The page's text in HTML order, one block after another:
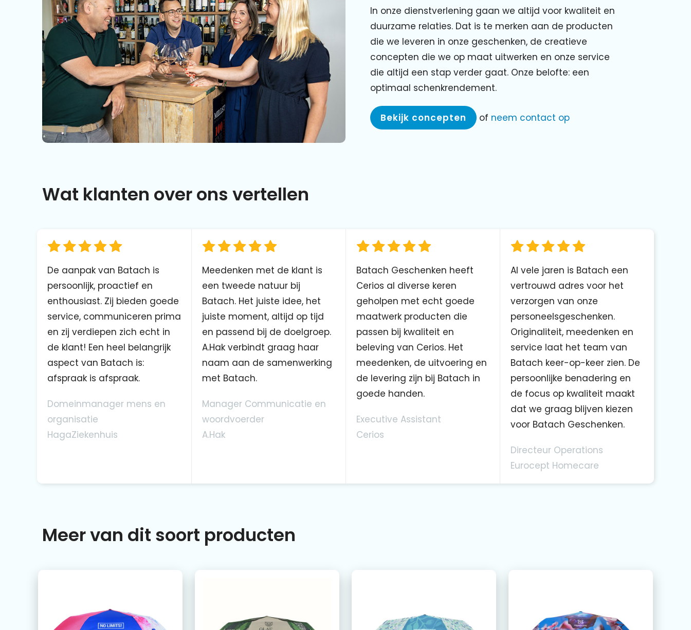
In onze dienstverlening gaan we altijd voor kwaliteit en
duurzame relaties. Dat is te merken aan de producten
die we leveren in onze geschenken, de creatieve
concepten die we op maat uitwerken en onze service
die altijd een stap verder gaat. Onze belofte: een
optimaal schenkrendement.
Bekijk concepten of neem contact op
Wat klanten over ons vertellen
De aanpak van Batach is
persoonlijk, proactief en
enthousiast. Zij bieden goede
service, communiceren prima
en zij verdiepen zich echt in
de klant! Een heel belangrijk
aspect van Batach is:
afspraak is afspraak.
Domeinmanager mens en
organisatie
HagaZiekenhuis
Meedenken met de klant is
een tweede natuur bij
Batach. Het juiste idee, het
juiste moment, altijd op tijd
en passend bij de doelgroep.
A.Hak verbindt graag haar
naam aan de samenwerking
met Batach.
Manager Communicatie en
woordvoerder
A.Hak
Batach Geschenken heeft
Cerios al diverse keren
geholpen met echt goede
maatwerk producten die
passen bij kwaliteit en
beleving van Cerios. Het
meedenken, de uitvoering en
de levering zijn bij Batach in
goede handen.
Executive Assistant
Cerios
Al vele jaren is Batach een
vertrouwd adres voor het
verzorgen van onze
personeelsgeschenken.
Originaliteit, meedenken en
service laat het team van
Batach keer-op-keer zien. De
persoonlijke benadering en
de focus op kwaliteit maakt
dat we graag blijven kiezen
voor Batach Geschenken.
Directeur Operations
Eurocept Homecare
Meer van dit soort producten